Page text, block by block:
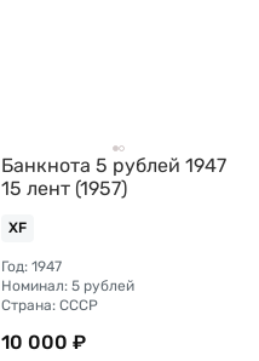
Банкнота 5 рублей 1947
15 лент (1957)
XF
Год: 1947
Номинал: 5 рублей
Страна: СССР
10 000 ₽